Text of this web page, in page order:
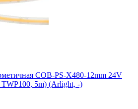
COB-PS-X480-12mm 24V
5m) (Arlight, -)